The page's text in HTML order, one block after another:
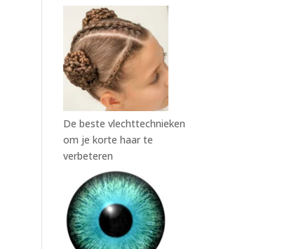
De beste vlechttechnieken
om je korte haar te
verbeteren